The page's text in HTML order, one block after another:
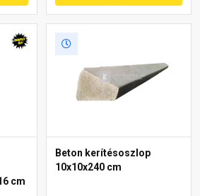
cm
Beton kerítésoszlop
10x10x240 cm